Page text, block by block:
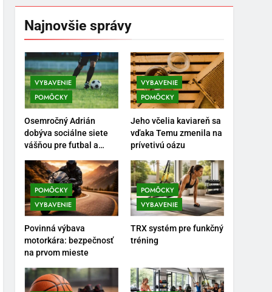
Najnovšie správy
VYBAVENIE
POMÔCKY
Osemročný Adrián
dobýva sociálne siete
vášňou pre futbal a
vďaka produktom z
Temu
VYBAVENIE
POMÔCKY
Jeho včelia kaviareň sa
vďaka Temu zmenila na
prívetivú oázu
POMÔCKY
VYBAVENIE
Povinná výbava
motorkára: bezpečnosť
na prvom mieste
POMÔCKY
VYBAVENIE
TRX systém pre funkčný
tréning
5
Ako vybrať basketbalovú
loptu a obuv správne
POMÔCKY VYBAVENIE
6
Ako kombinovať rôzne
tréningové pomôcky
POMÔCKY VYBAVENIE
7
brucha
POMÔCKY VYBAVENIE